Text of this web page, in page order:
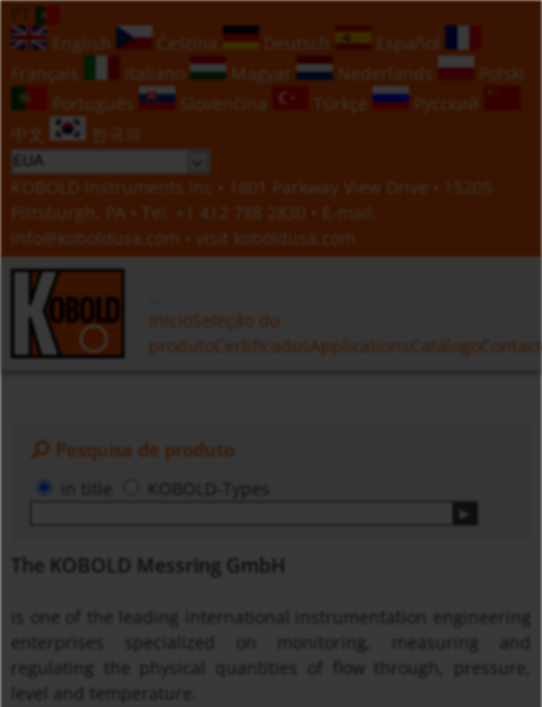
English
Čeština Deutsch
Español
Français
Italiano Magyar Nederlands
Polski
Português
Slovenčina Türkçe
Русский
中文
한국의
KOBOLD Instruments Inc • 1801 Parkway View Drive • 15205
Pittsburgh, PA • Tel:
+1 412 788 2830 • E-mail:
info@koboldusa.com • visit koboldusa.com
Inicio Seleção do
produtoCertificadosApplications Catálogo
Pesquisa de produto
KOBOLD-Types
The KOBOLD Messring GmbH
is one of the leading international instrumentation engineering
enterprises specialized on monitoring, measuring and
regulating the physical quantities of flow through, pressure,
level and temperature.